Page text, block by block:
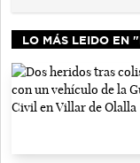
LO MÁS LEIDO EN